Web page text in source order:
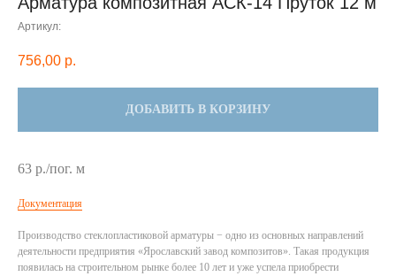
Артикул:
756,00 р.
ДОБАВИТЬ В КОРЗИНУ
63 р./пог. м
Документация
Производство стеклопластиковой арматуры − одно из основных направлений
деятельности предприятия «Ярославский завод композитов». Такая продукция
появилась на строительном рынке более 10 лет и уже успела приобрести